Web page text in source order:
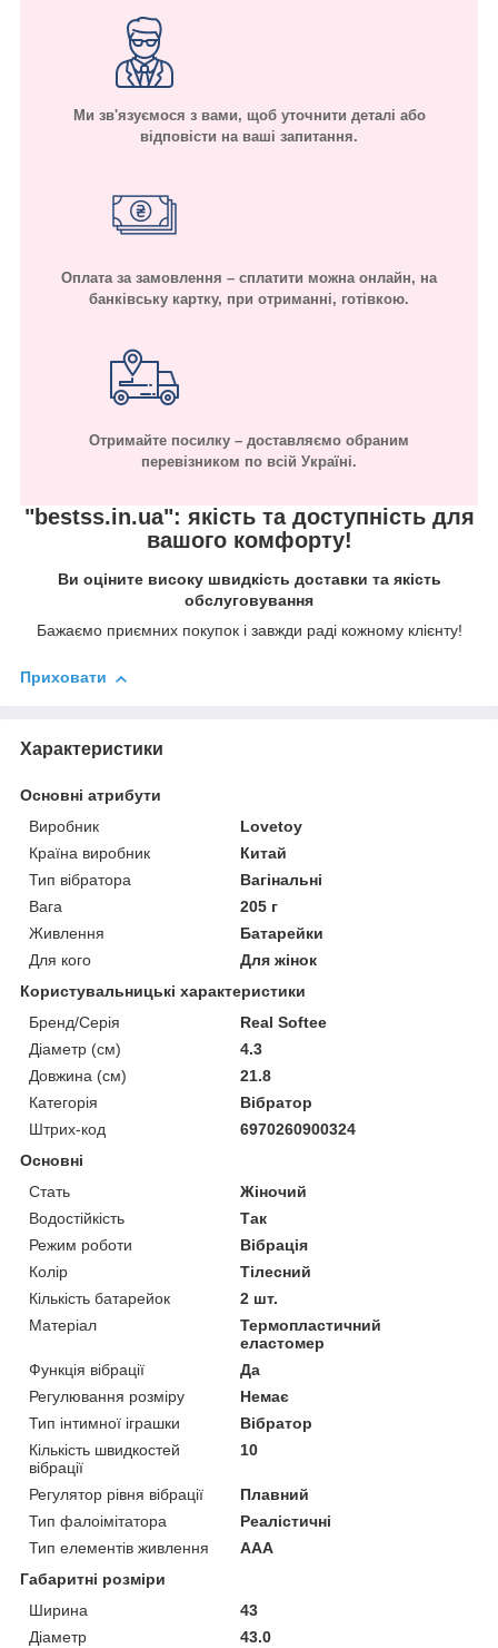
Ми зв'язуємося з вами, щоб уточнити деталі або
відповісти на ваші запитання.
Оплата за замовлення – сплатити можна онлайн, на
банківську картку, при отриманні, готівкою.
Отримайте посилку – доставляємо обраним
перевізником по всій Україні.
"bestss.in.ua": якість та доступність для
вашого комфорту!
Ви оціните високу швидкість доставки та якість
обслуговування
Бажаємо приємних покупок і завжди раді кожному клієнту!
Приховати
Характеристики
Основні атрибути
Виробник
Lovetoy
Країна виробник
Китай
Тип вібратора
Вагінальні
Вага
205 г
Живлення
Батарейки
Для кого
Для жінок
Користувальницькі характеристики
Бренд/Серія
Real Softee
Діаметр (см)
4.3
Довжина (см)
21.8
Категорія
Вібратор
Штрих-код
6970260900324
Основні
Стать
Жіночий
Водостійкість
Так
Режим роботи
Вібрація
Колір
Тілесний
Кількість батарейок
2 шт.
Матеріал
Термопластичний
еластомер
Функція вібрації
Да
Регулювання розміру
Немає
Тип інтимної іграшки
Вібратор
Кількість швидкостей
вібрації
10
Регулятор рівня вібрації
Плавний
Тип фалоімітатора
Реалістичні
Тип елементів живлення
AAA
Габаритні розміри
Ширина
43
Діаметр
43.0